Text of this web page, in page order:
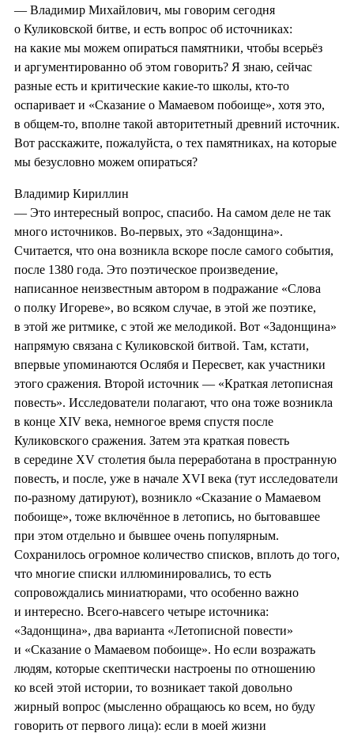
— Владимир Михайлович, мы говорим сегодня
о Куликовской битве, и есть вопрос об источниках:
на какие мы можем опираться памятники, чтобы всерьёз
и аргументированно об этом говорить? Я знаю, сейчас
разные есть и критические какие-то школы, кто-то
оспаривает и «Сказание о Мамаевом побоище», хотя это,
в общем-то, вполне такой авторитетный древний источник.
Вот расскажите, пожалуйста, о тех памятниках, на которые
мы безусловно можем опираться?
Владимир Кириллин
— Это интересный вопрос, спасибо. На самом деле не так
много источников. Во-первых, это «Задонщина».
Считается, что она возникла вскоре после самого события,
после 1380 года. Это поэтическое произведение,
написанное неизвестным автором в подражание «Слова
о полку Игореве», во всяком случае, в этой же поэтике,
в этой же ритмике, с этой же мелодикой. Вот «Задонщина»
напрямую связана с Куликовской битвой. Там, кстати,
впервые упоминаются Ослябя и Пересвет, как участники
этого сражения. Второй источник — «Краткая летописная
повесть». Исследователи полагают, что она тоже возникла
в конце XIV века, немногое время спустя после
Куликовского сражения. Затем эта краткая повесть
в середине XV столетия была переработана в пространную
повесть, и после, уже в начале XVI века (тут исследователи
по-разному датируют), возникло «Сказание о Мамаевом
побоище», тоже включённое в летопись, но бытовавшее
при этом отдельно и бывшее очень популярным.
Сохранилось огромное количество списков, вплоть до того,
что многие списки иллюминировались, то есть
сопровождались миниатюрами, что особенно важно
и интересно. Всего-навсего четыре источника:
«Задонщина», два варианта «Летописной повести»
и «Сказание о Мамаевом побоище». Но если возражать
людям, которые скептически настроены по отношению
ко всей этой истории, то возникает такой довольно
жирный вопрос (мысленно обращаюсь ко всем, но буду
говорить от первого лица): если в моей жизни